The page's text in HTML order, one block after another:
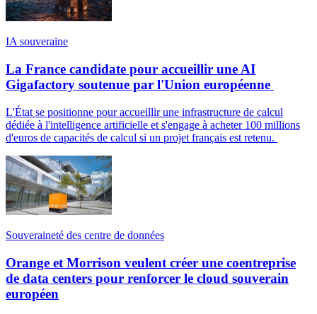
IA souveraine
La France candidate pour accueillir une AI
Gigafactory soutenue par l'Union européenne
L'État se positionne pour accueillir une infrastructure de calcul
dédiée à l'intelligence artificielle et s'engage à acheter 100 millions
d'euros de capacités de calcul si un projet français est retenu.
Souveraineté des centre de données
Orange et Morrison veulent créer une coentreprise
de data centers pour renforcer le cloud souverain
européen